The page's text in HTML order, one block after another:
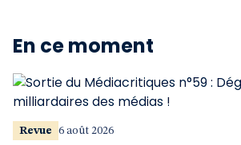
En ce moment
Revue 6 août 2026